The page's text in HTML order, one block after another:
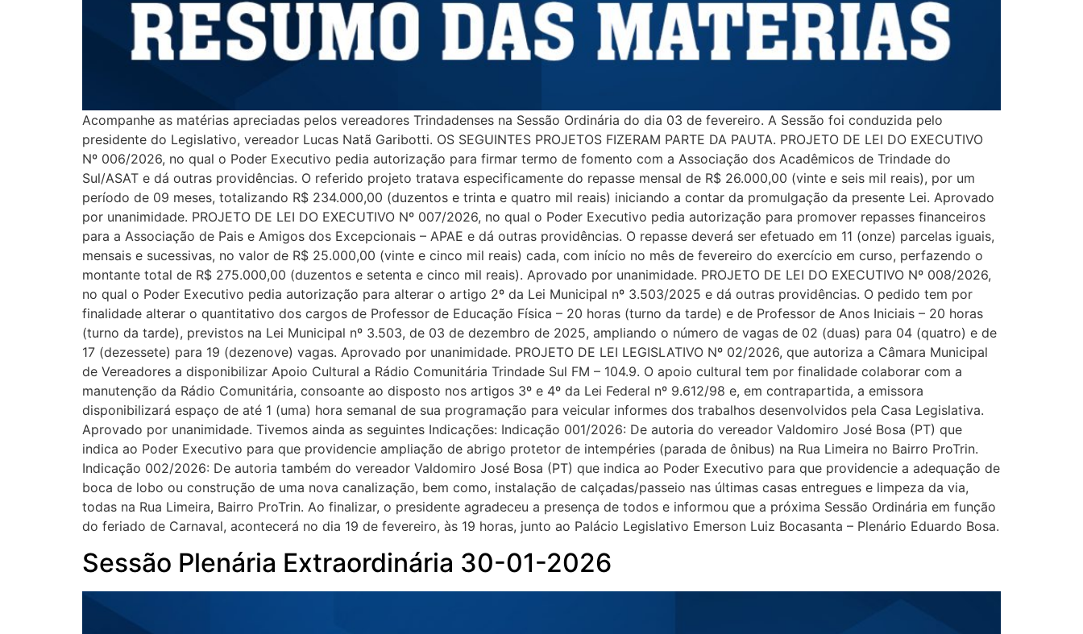
Acompanhe as matérias apreciadas pelos vereadores Trindadenses na Sessão Ordinária do dia 03 de fevereiro. A Sessão foi conduzida pelo
presidente do Legislativo, vereador Lucas Natã Garibotti. OS SEGUINTES PROJETOS FIZERAM PARTE DA PAUTA. PROJETO DE LEI DO EXECUTIVO
Nº 006/2026, no qual o Poder Executivo pedia autorização para firmar termo de fomento com a Associação dos Acadêmicos de Trindade do
Sul/ASAT e dá outras providências. O referido projeto tratava especificamente do repasse mensal de R$ 26.000,00 (vinte e seis mil reais), por um
período de 09 meses, totalizando R$ 234.000,00 (duzentos e trinta e quatro mil reais) iniciando a contar da promulgação da presente Lei. Aprovado
por unanimidade. PROJETO DE LEI DO EXECUTIVO Nº 007/2026, no qual o Poder Executivo pedia autorização para promover repasses financeiros
para a Associação de Pais e Amigos dos Excepcionais – APAE e dá outras providências. O repasse deverá ser efetuado em 11 (onze) parcelas iguais,
mensais e sucessivas, no valor de R$ 25.000,00 (vinte e cinco mil reais) cada, com início no mês de fevereiro do exercício em curso, perfazendo o
montante total de R$ 275.000,00 (duzentos e setenta e cinco mil reais). Aprovado por unanimidade. PROJETO DE LEI DO EXECUTIVO Nº 008/2026,
no qual o Poder Executivo pedia autorização para alterar o artigo 2º da Lei Municipal nº 3.503/2025 e dá outras providências. O pedido tem por
finalidade alterar o quantitativo dos cargos de Professor de Educação Física – 20 horas (turno da tarde) e de Professor de Anos Iniciais – 20 horas
(turno da tarde), previstos na Lei Municipal nº 3.503, de 03 de dezembro de 2025, ampliando o número de vagas de 02 (duas) para 04 (quatro) e de
17 (dezessete) para 19 (dezenove) vagas. Aprovado por unanimidade. PROJETO DE LEI LEGISLATIVO Nº 02/2026, que autoriza a Câmara Municipal
de Vereadores a disponibilizar Apoio Cultural a Rádio Comunitária Trindade Sul FM – 104.9. O apoio cultural tem por finalidade colaborar com a
manutenção da Rádio Comunitária, consoante ao disposto nos artigos 3º e 4º da Lei Federal nº 9.612/98 e, em contrapartida, a emissora
disponibilizará espaço de até 1 (uma) hora semanal de sua programação para veicular informes dos trabalhos desenvolvidos pela Casa Legislativa.
Aprovado por unanimidade. Tivemos ainda as seguintes Indicações: Indicação 001/2026: De autoria do vereador Valdomiro José Bosa (PT) que
indica ao Poder Executivo para que providencie ampliação de abrigo protetor de intempéries (parada de ônibus) na Rua Limeira no Bairro ProTrin.
Indicação 002/2026: De autoria também do vereador Valdomiro José Bosa (PT) que indica ao Poder Executivo para que providencie a adequação de
boca de lobo ou construção de uma nova canalização, bem como, instalação de calçadas/passeio nas últimas casas entregues e limpeza da via,
todas na Rua Limeira, Bairro ProTrin. Ao finalizar, o presidente agradeceu a presença de todos e informou que a próxima Sessão Ordinária em função
do feriado de Carnaval, acontecerá no dia 19 de fevereiro, às 19 horas, junto ao Palácio Legislativo Emerson Luiz Bocasanta – Plenário Eduardo Bosa.
Sessão Plenária Extraordinária 30-01-2026